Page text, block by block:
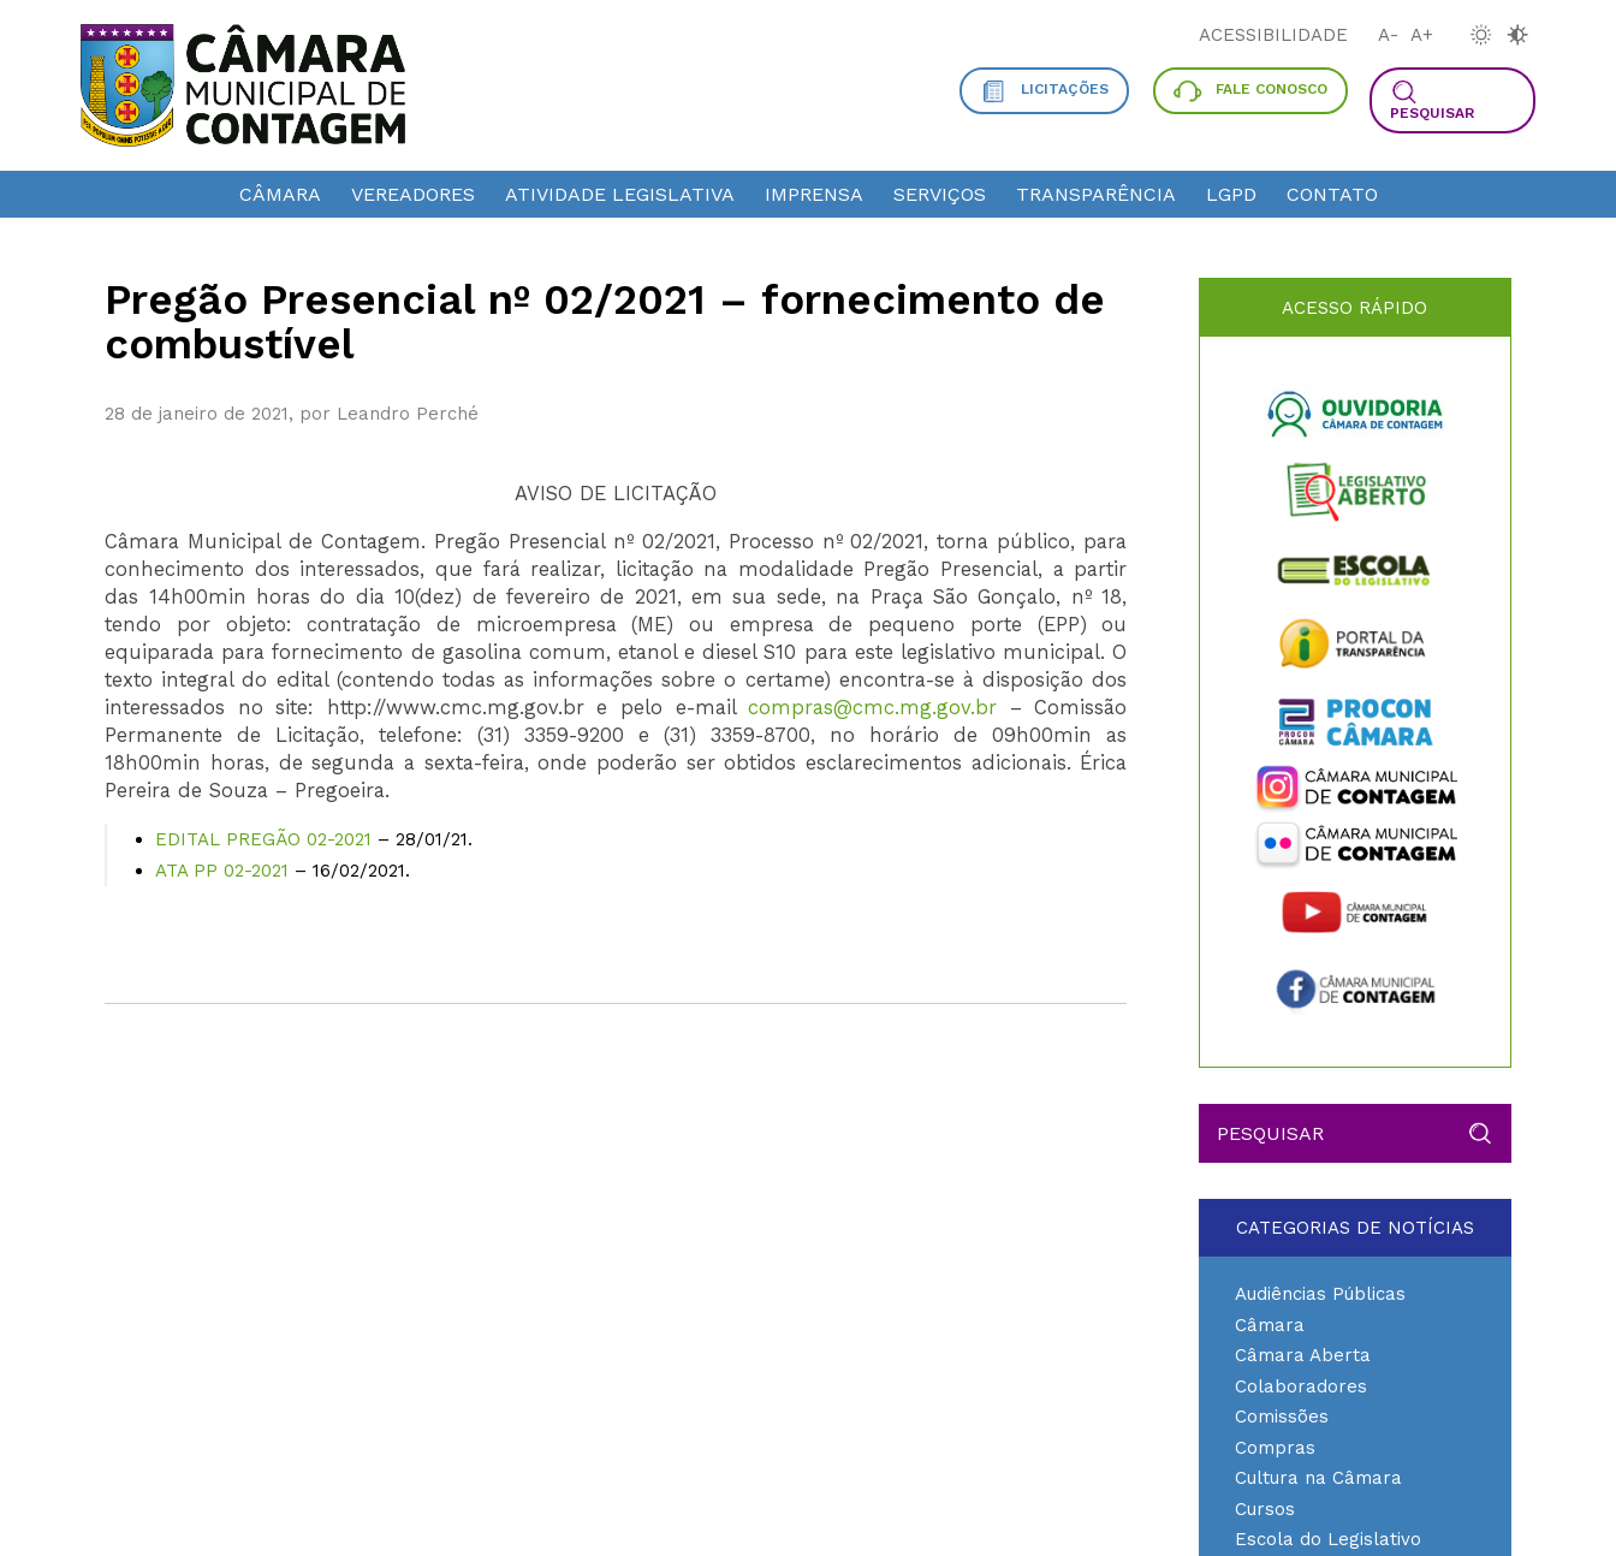
ACESSIBILIDADE A- A+
LICITAÇÕES
FALE CONOSCO
PESQUISAR
CÂMARA VEREADORES ATIVIDADE LEGISLATIVA IMPRENSA SERVIÇOS TRANSPARÊNCIA LGPD CONTATO
Pregão Presencial nº 02/2021 – fornecimento de
combustível
28 de janeiro de 2021, por Leandro Perché
AVISO DE LICITAÇÃO
Câmara Municipal de Contagem. Pregão Presencial nº 02/2021, Processo nº 02/2021, torna público, para
conhecimento dos interessados, que fará realizar, licitação na modalidade Pregão Presencial, a partir
das 14h00min horas do dia 10(dez) de fevereiro de 2021, em sua sede, na Praça São Gonçalo, nº 18,
tendo por objeto: contratação de microempresa (ME) ou empresa de pequeno porte (EPP) ou
equiparada para fornecimento de gasolina comum, etanol e diesel S10 para este legislativo municipal. O
texto integral do edital (contendo todas as informações sobre o certame) encontra-se à disposição dos
interessados no site: http://www.cmc.mg.gov.br e pelo e-mailcompras@cmc.mg.gov.br – Comissão
Permanente de Licitação, telefone: (31) 3359-9200 e (31) 3359-8700, no horário de 09h00min as
18h00min horas, de segunda a sexta-feira, onde poderão ser obtidos esclarecimentos adicionais. Érica
Pereira de Souza – Pregoeira.
EDITAL PREGÃO 02-2021 – 28/01/21.
ATA PP 02-2021 – 16/02/2021.
ACESSO RÁPIDO
CATEGORIAS DE NOTÍCIAS
Audiências Públicas
Câmara
Câmara Aberta
Colaboradores
Comissões
Compras
Cultura na Câmara
Cursos
Escola do Legislativo